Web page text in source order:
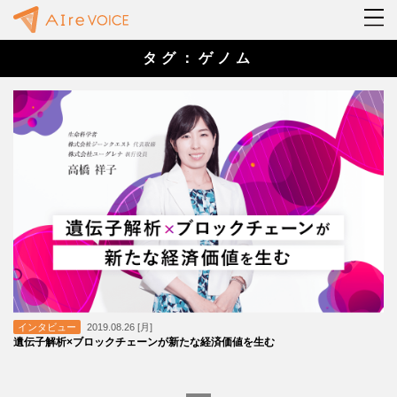
タグ：ゲノム
インタビュー 2019.08.26 [月]
遺伝子解析×ブロックチェーンが新たな経済価値を生む